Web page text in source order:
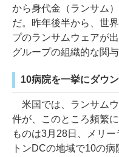
から身代金（ランサム
だ。昨年後半から、世
プのランサムウェアが
グループの組織的な関
10病院を一挙にダウ
米国では、ランサム
件が、このところ頻繁
ものは3月28日、メリ
トンDCの地域で10の